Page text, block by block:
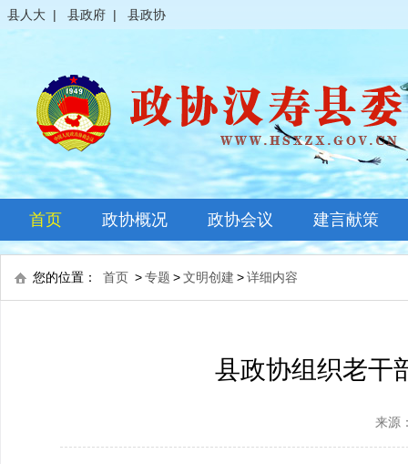
县人大 | 县政府 | 县政协
首页 政协概况
领导之窗
政协会议
常委会议
建言献策
您的位置： 首页 >专题 >文明创建 >详细内容
县政协组织老干
来源